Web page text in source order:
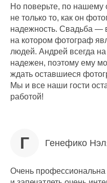
Но поверьте, по
не только то, как он
надежность. Свадьба —
на котором фотограф
людей. Андрей всегда
надежен, поэтому ему
ждать оставшиеся
Мы и все наши гости
работой!
Г Генефико
Очень профессиональна